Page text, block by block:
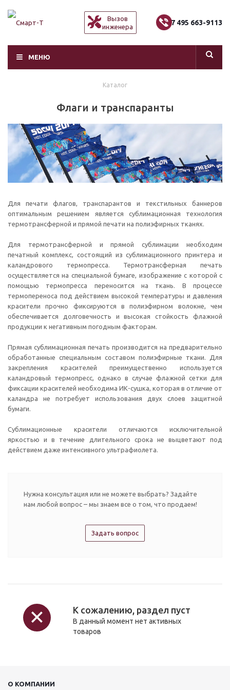
Вызов
инженера
+7 495 663-9113
МЕНЮ
Каталог
Флаги и транспаранты
Для печати флагов, транспарантов и текстильных баннеров
оптимальным решением является сублимационная технология
термотрансферной и прямой печати на полиэфирных тканях.
Для термотрансферной и прямой сублимации необходим
печатный комплекс, состоящий из сублимационного принтера и
каландрового термопресса. Термотрансферная печать
осуществляется на специальной бумаге, изображение с которой с
помощью термопресса переносится на ткань. В процессе
термопереноса под действием высокой температуры и давления
красители прочно фиксируются в полиэфирном волокне, чем
обеспечивается долговечность и высокая стойкость флажной
продукции к негативным погодным факторам.
Прямая сублимационная печать производится на предварительно
обработанные специальным составом полиэфирные ткани. Для
закрепления красителей преимущественно используется
каландровый термопресс, однако в случае флажной сетки для
фиксации красителей необходима ИК-сушка, которая в отличие от
каландра не потребует использования двух слоев защитной
бумаги.
Сублимационные красители отличаются исключительной
яркостью и в течение длительного срока не выцветают под
действием даже интенсивного ультрафиолета.
Нужна консультация или не можете выбрать? Задайте
нам любой вопрос – мы знаем все о том, что продаем!
Задать вопрос
К сожалению, раздел пуст
В данный момент нет активных
товаров
О КОМПАНИИ